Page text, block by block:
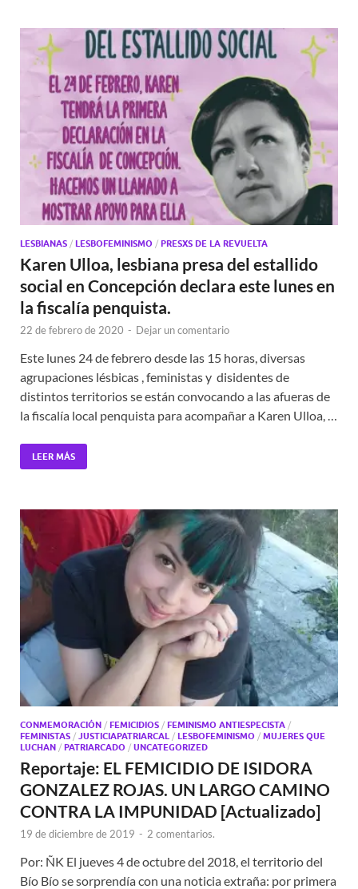
LESBIANAS / LESBOFEMINISMO / PRESXS DE LA REVUELTA
Karen Ulloa, lesbiana presa del estallido
social en Concepción declara este lunes en
la fiscalía penquista.
22 de febrero de 2020 - Dejar un comentario
Este lunes 24 de febrero desde las 15 horas, diversas
agrupaciones lésbicas , feministas y disidentes de
distintos territorios se están convocando a las afueras de
la fiscalía local penquista para acompañar a Karen Ulloa, …
LEER MÁS
CONMEMORACIÓN / FEMICIDIOS / FEMINISMO ANTIESPECISTA /
FEMINISTAS / JUSTICIAPATRIARCAL / LESBOFEMINISMO / MUJERES QUE
LUCHAN / PATRIARCADO / UNCATEGORIZED
Reportaje: EL FEMICIDIO DE ISIDORA
GONZALEZ ROJAS. UN LARGO CAMINO
CONTRA LA IMPUNIDAD [Actualizado]
19 de diciembre de 2019 - 2 comentarios.
Por: ÑK El jueves 4 de octubre del 2018, el territorio del
Bío Bío se sorprendía con una noticia extraña: por primera